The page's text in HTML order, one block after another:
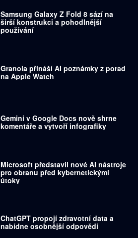
Samsung Galaxy Z Fold 8 sází na
širší konstrukci a pohodlnější
používání
Granola přináší AI poznámky z porad
na Apple Watch
Gemini v Google Docs nově shrne
komentáře a vytvoří infografiky
Microsoft představil nové AI nástroje
pro obranu před kybernetickými
útoky
ChatGPT propojí zdravotní data a
nabídne osobnější odpovědi